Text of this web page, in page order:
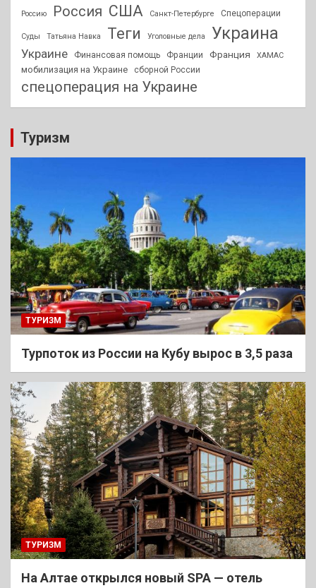
Россию Россия США Санкт-Петербурге Спецоперации
Суды Татьяна Навка Теги Уголовные дела Украина
Украине Финансовая помощь Франции Франция ХАМАС
мобилизация на Украине сборной России
спецоперация на Украине
Туризм
ТУРИЗМ
Турпоток из России на Кубу вырос в 3,5 раза
ТУРИЗМ
На Алтае открылся новый SPA — отель